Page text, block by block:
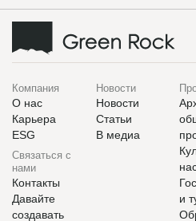
Компания
О нас
Карьера
ESG
Связаться с
нами
Контакты
Давайте
создавать
Новости
Новости
Статьи
В медиа
и